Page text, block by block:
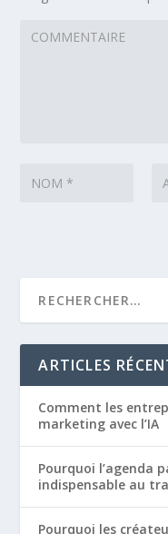
ARTICLES
Comment les
marketing avec l’IA
Pourquoi l’agenda
indispensable au
Pourquoi les